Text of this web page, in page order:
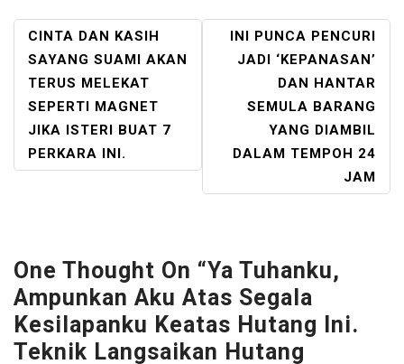
POST
NAVIGATION
CINTA DAN KASIH
SAYANG SUAMI AKAN
TERUS MELEKAT
SEPERTI MAGNET
JIKA ISTERI BUAT 7
PERKARA INI.
INI PUNCA PENCURI
JADI ‘KEPANASAN’
DAN HANTAR
SEMULA BARANG
YANG DIAMBIL
DALAM TEMPOH 24
JAM
One Thought On “Ya Tuhanku,
Ampunkan Aku Atas Segala
Kesilapanku Keatas Hutang Ini.
Teknik Langsaikan Hutang